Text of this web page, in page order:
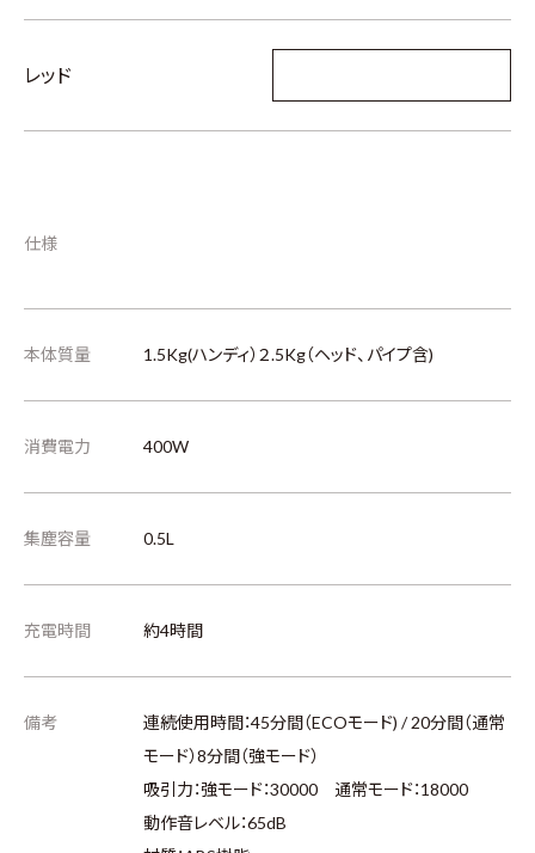
レッド
仕様
本体質量 1.5Kg(ハンディ）２.5Kg（ヘッド、パイプ含)
消費電力 400W
集塵容量 0.5L
充電時間 約4時間
備考
連続使用時間：45分間（ECOモード) / 20分間（通常
モード）8分間（強モード）
吸引力：強モード：30000 通常モード：18000
動作音レベル：65dB